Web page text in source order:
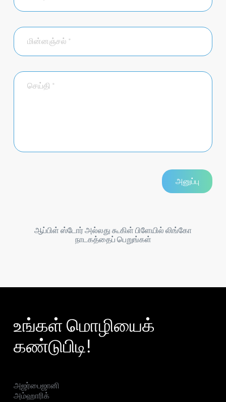
ஆப்பிள் ஸ்டோர் அல்லது கூகிள் பிளேயில் லிங்கோ
நாடகத்தைப் பெறுங்கள்
உங்கள் மொழியைக்
கண்டுபிடி!
அஜர்பைஜானி
அம்ஹாரிக்